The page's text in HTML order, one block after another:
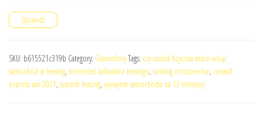
Sprawdź
SKU: b615521c319b Category: GramofonyTags: czy osoba fizyczna może wziąć
samochód w leasing, mercedes kalkulator leasingu, ranking crossoverów, renault
express van 2021, superb leasing, wynajem samochodu na 12 miesięcy